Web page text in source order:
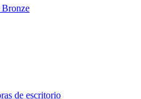
Bronze
de escritorio